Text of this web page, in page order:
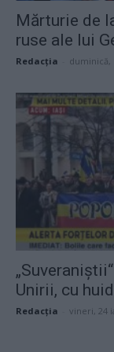
Mărturie de
ruse ale lui
Redacţia duminică,
Unirii, cu
Redacţia vineri, 24